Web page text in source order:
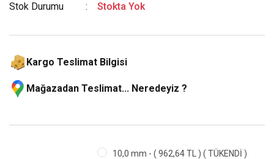
Stok Durumu
Stokta Yok
Kargo Teslimat Bilgisi
Mağazadan Teslimat... Neredeyiz ?
10,0 mm - ( 962,64 TL ) ( TÜKENDİ )